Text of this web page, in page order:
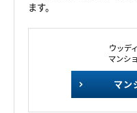
ます。
ウッデ
マンシ
マン